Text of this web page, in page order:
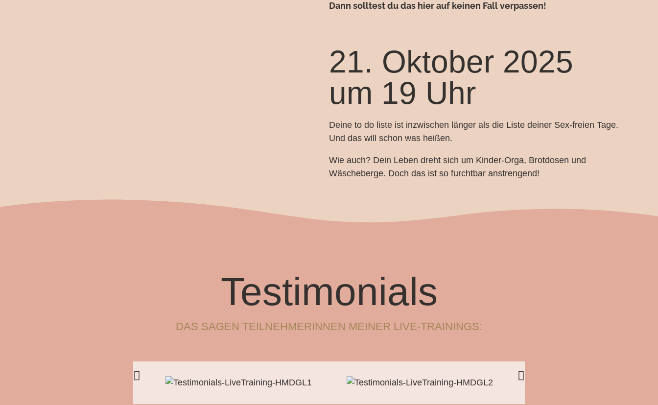
Dann solltest du das hier auf keinen Fall verpassen!
21. Oktober 2025
um 19 Uhr
Deine to do liste ist inzwischen länger als die Liste deiner Sex-freien Tage.
Und das will schon was heißen.
Wie auch? Dein Leben dreht sich um Kinder-Orga, Brotdosen und
Wäscheberge. Doch das ist so furchtbar anstrengend!
Testimonials
DAS SAGEN TEILNEHMERINNEN MEINER LIVE-TRAININGS: